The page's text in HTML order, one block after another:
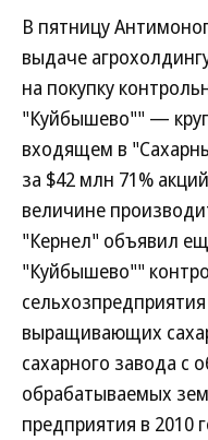
В пятницу
выдаче
на покупку
"Куйбышево"" —
входящем в
за $42 млн 71%
величине
"Кернел" объявил
"Куйбышево""
выращивающих
сахарного завода
обрабатываемых
предприятия в 2010